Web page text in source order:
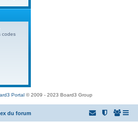
codes
Portal© 2009 - 2023 Board3 Group
du forum